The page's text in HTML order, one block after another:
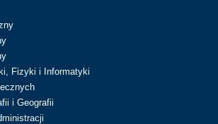
Fizyki i Informatyki
i Geografii